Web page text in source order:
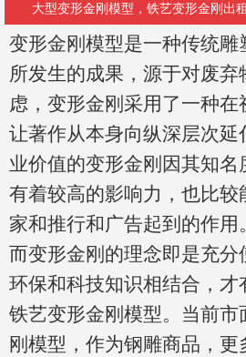
大型变形金刚模型，铁艺变形金刚出
变形金刚模型是一种传统
所发生的成果，源于对废
虑，变形金刚采用了一种在
让著作从本身向纵深层次
业价值的变形金刚因其知
有着较高的影响力，也比
家和推行和广告起到的作用。
而变形金刚的理念即是充
环保和科技知识相结合，
铁艺变形金刚模型。当前
刚模型，作为钢雕商品，